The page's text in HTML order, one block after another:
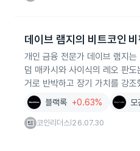
데이브 램지의 비트코인
개인 금융 전문가 데이브 램지
덤 매카시와 사이식의 레오 판
거로 반박하고 장기 가치를 강조
블랙록 +0.63% 모
코인리더스 26.07.30